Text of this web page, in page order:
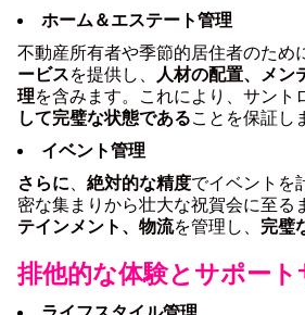
ホーム＆エステート管理
不動産所有者や季節的居住者のため
ービスを提供し、 人材の配置、メン
理を含みます。これにより、サント
して完璧な状態であることを保証し
イベント管理
さらに、 絶対的な精度でイベントを
密な集まりから壮大な祝賀会に至る
テインメント、物流を管理し、 完璧
排他的な体験とサポート